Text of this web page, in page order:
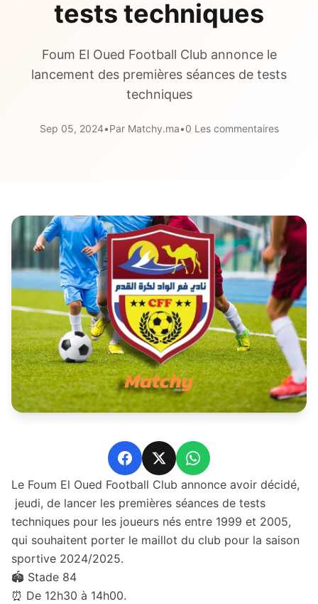
tests techniques
Foum El Oued Football Club annonce le
lancement des premières séances de tests
techniques
Sep 05, 2024•Par Matchy.ma•0 Les commentaires
Facebook
X
WhatsApp
Le Foum El Oued Football Club annonce avoir décidé,
jeudi, de lancer les premières séances de tests
techniques pour les joueurs nés entre 1999 et 2005,
qui souhaitent porter le maillot du club pour la saison
sportive 2024/2025.
🏟 Stade 84
⏰ De 12h30 à 14h00.